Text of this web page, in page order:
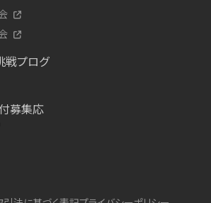
戦プログ
募集応